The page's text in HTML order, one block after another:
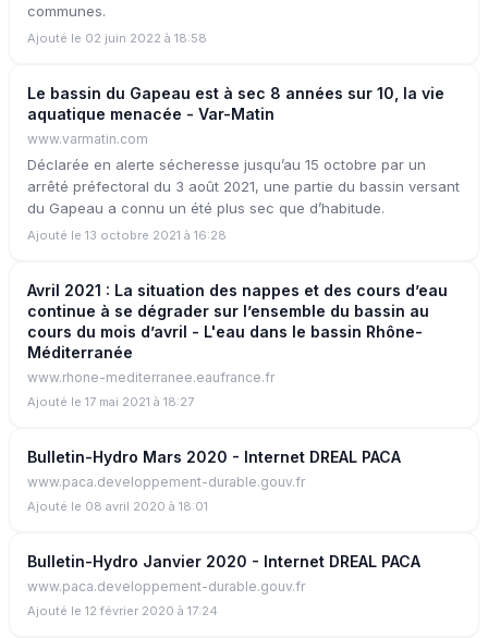
communes.
Ajouté le 02 juin 2022 à 18:58
Le bassin du Gapeau est à sec 8 années sur 10, la vie
aquatique menacée - Var-Matin
www.varmatin.com
Déclarée en alerte sécheresse jusqu’au 15 octobre par un
arrêté préfectoral du 3 août 2021, une partie du bassin versant
du Gapeau a connu un été plus sec que d’habitude.
Ajouté le 13 octobre 2021 à 16:28
Avril 2021 : La situation des nappes et des cours d’eau
continue à se dégrader sur l’ensemble du bassin au
cours du mois d’avril - L'eau dans le bassin Rhône-
Méditerranée
www.rhone-mediterranee.eaufrance.fr
Ajouté le 17 mai 2021 à 18:27
Bulletin-Hydro Mars 2020 - Internet DREAL PACA
www.paca.developpement-durable.gouv.fr
Ajouté le 08 avril 2020 à 18:01
Bulletin-Hydro Janvier 2020 - Internet DREAL PACA
www.paca.developpement-durable.gouv.fr
Ajouté le 12 février 2020 à 17:24